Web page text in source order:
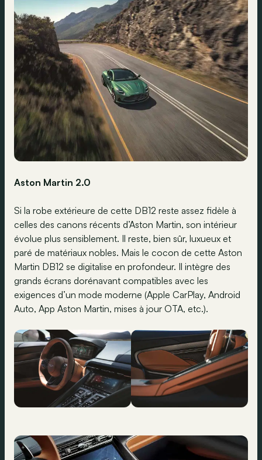
Aston Martin 2.0
Si la robe extérieure de cette DB12 reste assez fidèle à
celles des canons récents d’Aston Martin, son intérieur
évolue plus sensiblement. Il reste, bien sûr, luxueux et
paré de matériaux nobles. Mais le cocon de cette Aston
Martin DB12 se digitalise en profondeur. Il intègre des
grands écrans dorénavant compatibles avec les
exigences d’un mode moderne (Apple CarPlay, Android
Auto, App Aston Martin, mises à jour OTA, etc.).